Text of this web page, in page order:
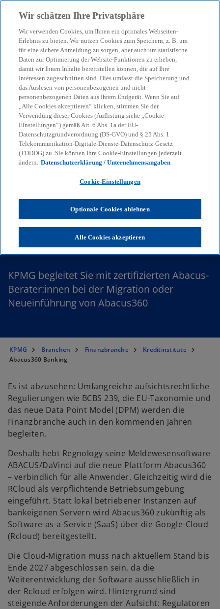
menu search
Abacus360 Banking
KPMG begleitet Sie mit zertifizierten Abacus-
Berater:innen bei der Migration oder
Neueinführung von Abacus360
KPMG Branchen Finanzbranche
Kreditinstitute
Abacus360 Banking
Es ist abzusehen: Umfangreiche aufsichtsrechtliche
Regulierungen wie BCBS 239, die EU-Taxonomie und
das neue Data Point Model (DPM) werden die
Finanzbranche auch in den kommenden Jahren
begleiten.
Deshalb hebt Regnology seine Meldewesensoftware
ABACUS/DaVinci auf die neue Plattform Abacus360
– verbindlich für alle Anwender. Gleichzeitig wird die
RCloud als verpflichtende Betriebsumgebung
eingeführt. Statt lokal betriebener Instanzen auf
bankeigenen Servern wird Abacus360 zukünftig als
Software-as-a-Service (SaaS) über die Google-Cloud
(Rcloud) bereitgestellt.
Die Cloud-Migration muss nach aktuellem Stand bis
Ende 2027 abgeschlossen sein, da die
Weiterentwicklung der Software ausschließlich in
der Rcloud erfolgen wird. Hintergrund sind
steigende Anforderungen der Aufsicht: Regulatoren
Wir schätzen Ihre Privatsphäre
Wir verwenden Cookies, um Ihnen ein optimales Webseiten-
Erlebnis zu bieten. Wir nutzen Cookies zum Speichern, z. B. um
für eine sichere Anmeldung zu sorgen, aber auch um statistische
Daten zur Optimierung der Website-Funktionen zu erheben,
damit wir Ihnen Inhalte bereitstellen können, die auf Ihre
Interessen zugeschnitten sind. Dies umfasst die Speicherung und
das Auslesen von personenbezogenen und nicht-
personenbezogenen Daten aus Ihrem Endgerät. Wenn Sie auf
„Alle Cookies akzeptieren“ klicken, stimmen Sie der
Verwendung dieser Cookies (Auflistung siehe „Cookie-
Einstellungen“) gemäß Art. 6 Abs. 1a der EU-
Datenschutzgrundverordnung (DS-GVO) und § 25 Abs. 1
Telekommunikation-Digitale-Dienste-Datenschutz-Gesetz
(TDDDG) zu. Sie können Ihre Cookie-Einstellungen jederzeit
ändern. Datenschutzerklärung / Unternehmensangaben
Cookie-Einstellungen
Optionale Cookies ablehnen
Alle Cookies akzeptieren